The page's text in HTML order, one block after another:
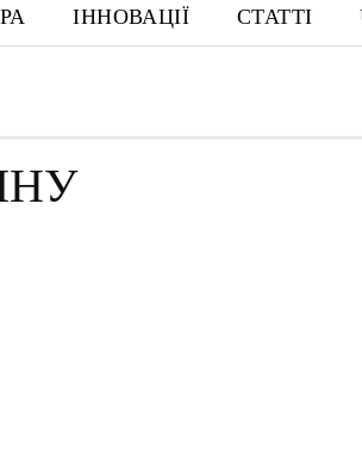
ІННОВАЦІЇ СТАТТІ